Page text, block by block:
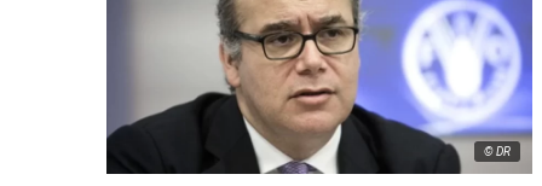
© DR